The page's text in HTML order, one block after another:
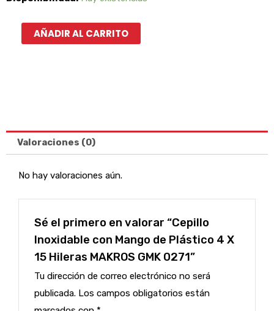
15
Hileras
MAKROS
cantidad
AÑADIR AL CARRITO
Valoraciones (0)
No hay valoraciones aún.
Sé el primero en valorar “Cepillo
Inoxidable con Mango de Plástico 4 X
15 Hileras MAKROS GMK 0271”
Tu dirección de correo electrónico no será
publicada. Los campos obligatorios están